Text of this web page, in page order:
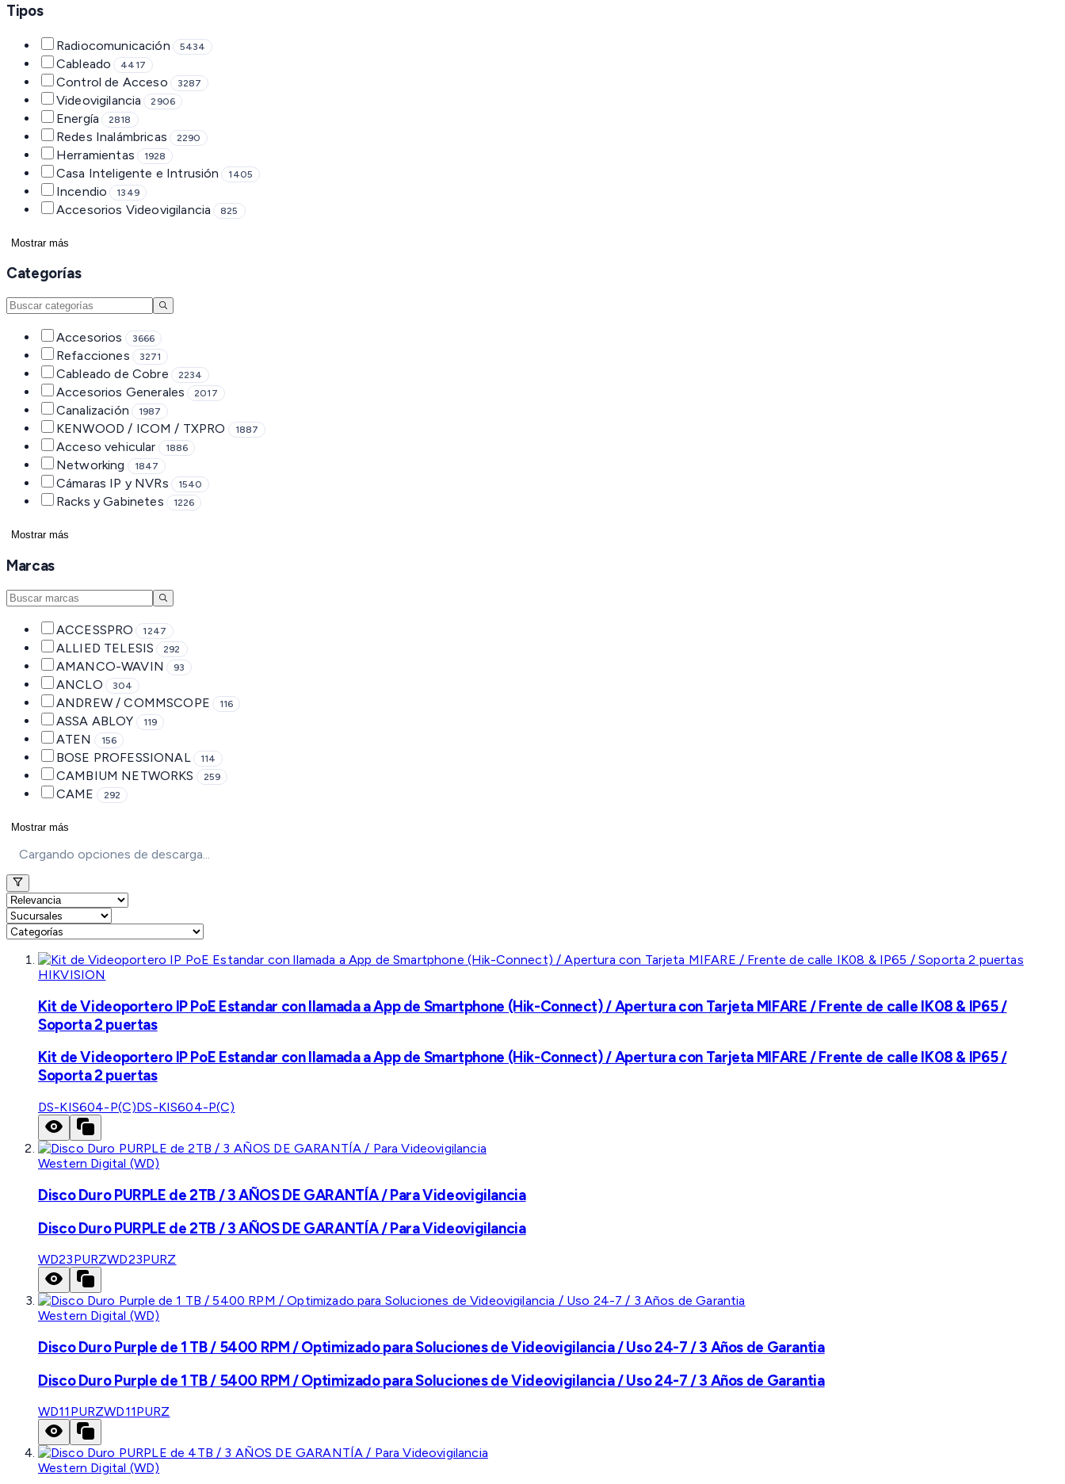
Tipos
Radiocomunicación 5434
Cableado 4417
Control de Acceso 3287
Videovigilancia 2906
Energía 2818
Redes Inalámbricas 2290
Herramientas 1928
Casa Inteligente e Intrusión 1405
Incendio 1349
Accesorios Videovigilancia 825
Mostrar más
Categorías
Accesorios 3666
Refacciones 3271
Cableado de Cobre 2234
Accesorios Generales 2017
Canalización 1987
KENWOOD / ICOM / TXPRO 1887
Acceso vehicular 1886
Networking 1847
Cámaras IP y NVRs 1540
Racks y Gabinetes 1226
Mostrar más
Marcas
ACCESSPRO 1247
ALLIED TELESIS 292
AMANCO-WAVIN 93
ANCLO 304
ANDREW / COMMSCOPE 116
ASSA ABLOY 119
ATEN 156
BOSE PROFESSIONAL 114
CAMBIUM NETWORKS 259
CAME 292
Mostrar más
Cargando opciones de descarga...
HIKVISION
Kit de Videoportero IP PoE Estandar con llamada a App de Smartphone (Hik-Connect) / Apertura con Tarjeta MIFARE / Frente de calle IK08 & IP65 /
Soporta 2 puertas
Kit de Videoportero IP PoE Estandar con llamada a App de Smartphone (Hik-Connect) / Apertura con Tarjeta MIFARE / Frente de calle IK08 & IP65 /
Soporta 2 puertas
DS-KIS604-P(C)DS-KIS604-P(C)
Western Digital (WD)
Disco Duro PURPLE de 2TB / 3 AÑOS DE GARANTÍA / Para Videovigilancia
Disco Duro PURPLE de 2TB / 3 AÑOS DE GARANTÍA / Para Videovigilancia
WD23PURZWD23PURZ
Western Digital (WD)
Disco Duro Purple de 1 TB / 5400 RPM / Optimizado para Soluciones de Videovigilancia / Uso 24-7 / 3 Años de Garantia
Disco Duro Purple de 1 TB / 5400 RPM / Optimizado para Soluciones de Videovigilancia / Uso 24-7 / 3 Años de Garantia
WD11PURZWD11PURZ
Western Digital (WD)